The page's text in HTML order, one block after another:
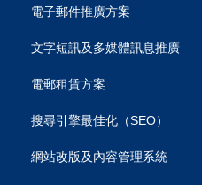
電子郵件推廣方案
文字短訊及多媒體訊息推廣
電郵租賃方案
搜尋引擎最佳化（SEO）
網站改版及內容管理系統